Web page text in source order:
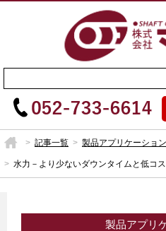
記事一覧 製品アプリケーション
水力－より少ないダウンタイムと低コ
製品アプリ